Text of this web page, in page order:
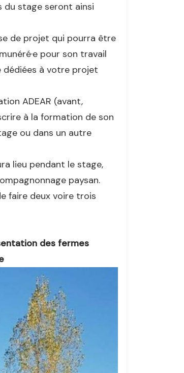
du stage seront ainsi
de projet qui pourra être
pour son travail
dédiées à votre projet
ADEAR (avant,
à la formation de son
ou dans un autre
lieu pendant le stage,
paysan.
faire deux voire trois
des fermes